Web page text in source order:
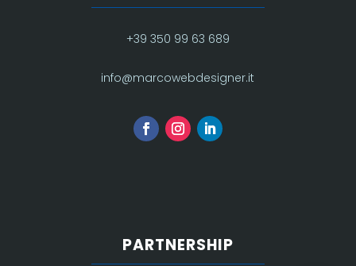
+39 350 99 63 689
info@marcowebdesigner.it
PARTNERSHIP